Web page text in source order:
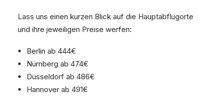
Lass uns einen kurzen Blick auf die Hauptabflugorte
und ihre jeweiligen Preise werfen:
Berlin ab 444€
Nürnberg ab 474€
Düsseldorf ab 486€
Hannover ab 491€